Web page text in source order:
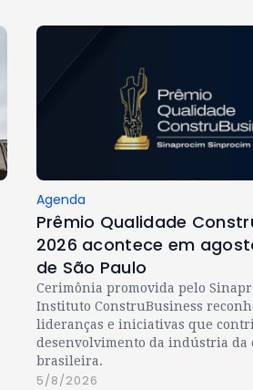
Agenda
Prêmio Qualidade
2026 acontece em
de São Paulo
Cerimônia promovida pelo
Instituto ConstruBusiness
lideranças e iniciativas que
desenvolvimento da indústria da
brasileira.
5/8/2026